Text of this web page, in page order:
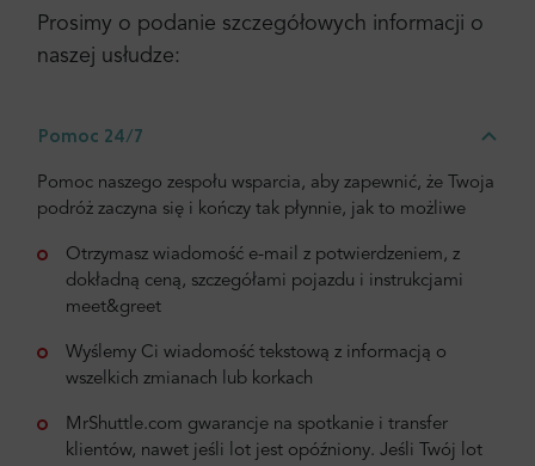
Prosimy o podanie szczegółowych informacji o
naszej usłudze:
Pomoc 24/7
Pomoc naszego zespołu wsparcia, aby zapewnić, że Twoja
podróż zaczyna się i kończy tak płynnie, jak to możliwe
Otrzymasz wiadomość e-mail z potwierdzeniem, z
dokładną ceną, szczegółami pojazdu i instrukcjami
meet&greet
Wyślemy Ci wiadomość tekstową z informacją o
wszelkich zmianach lub korkach
MrShuttle.com gwarancje na spotkanie i transfer
klientów, nawet jeśli lot jest opóźniony. Jeśli Twój lot